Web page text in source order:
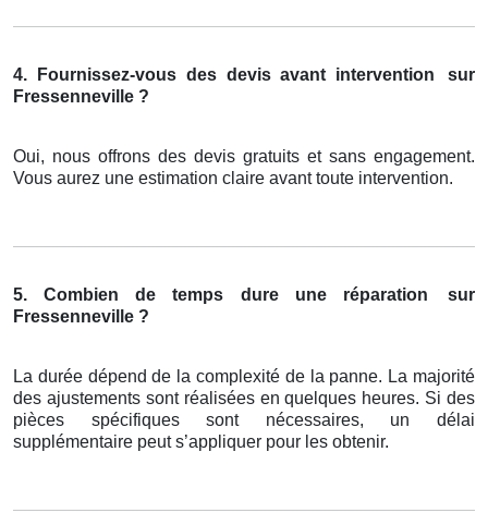
4. Fournissez-vous des devis avant intervention
sur
Fressenneville ?
Oui, nous offrons des devis gratuits et sans engagement.
Vous aurez une estimation claire avant toute intervention.
5. Combien de temps dure une réparation
sur
Fressenneville ?
La durée dépend de la complexité de la panne. La majorité
des ajustements sont réalisées en quelques heures. Si des
pièces spécifiques sont nécessaires, un délai
supplémentaire peut s’appliquer pour les obtenir.